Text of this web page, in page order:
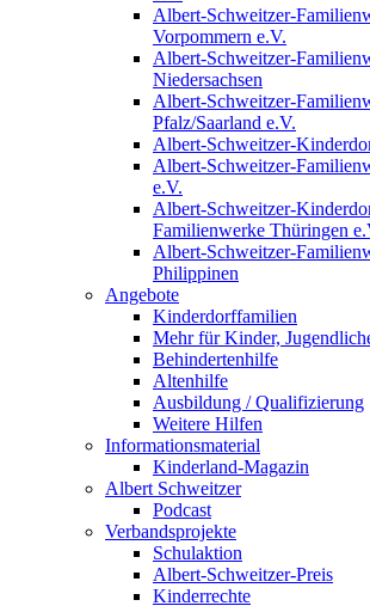
Albert-Schweitzer-
Vorpommern e.V.
Albert-Schweitzer-
Niedersachsen
Albert-Schweitzer-
Pfalz/Saarland e.V.
Albert-Schweitzer-
Albert-Schweitzer-
e.V.
Albert-Schweitzer-
Familienwerke Thüringen
Albert-Schweitzer-
Philippinen
Angebote
Kinderdorffamilien
Mehr für Kinder,
Behindertenhilfe
Altenhilfe
Ausbildung / Qualifizierung
Weitere Hilfen
Informationsmaterial
Kinderland-Magazin
Albert Schweitzer
Podcast
Verbandsprojekte
Schulaktion
Albert-Schweitzer-Preis
Kinderrechte